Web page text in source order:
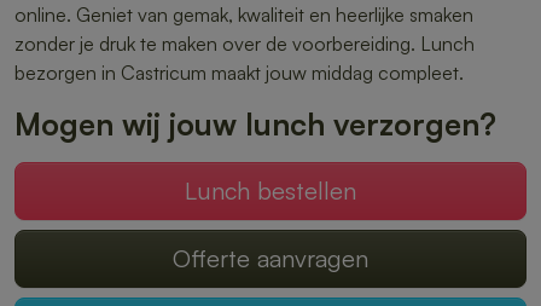
online. Geniet van gemak, kwaliteit en heerlijke smaken
zonder je druk te maken over de voorbereiding. Lunch
bezorgen in Castricum maakt jouw middag compleet.
Mogen wij jouw lunch verzorgen?
Lunch bestellen
Offerte aanvragen